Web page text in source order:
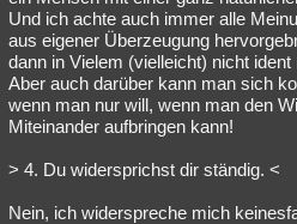
Und ich achte auch immer alle
aus eigener Überzeugung
dann in Vielem (vielleicht) nicht ident
Aber auch darüber kann man sich
wenn man nur will, wenn man den
Miteinander aufbringen kann!
> 4. Du widersprichst dir ständig. <
Nein, ich widerspreche mich